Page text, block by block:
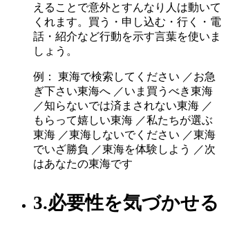
えることで意外とすんなり人は動いて
くれます。買う・申し込む・行く・電
話・紹介など行動を示す言葉を使いま
しょう。
例： 東海で検索してください ／お急
ぎ下さい東海へ ／いま買うべき東海
／知らないでは済まされない東海 ／
もらって嬉しい東海 ／私たちが選ぶ
東海 ／東海しないでください ／東海
でいざ勝負 ／東海を体験しよう ／次
はあなたの東海です
3.必要性を気づかせる